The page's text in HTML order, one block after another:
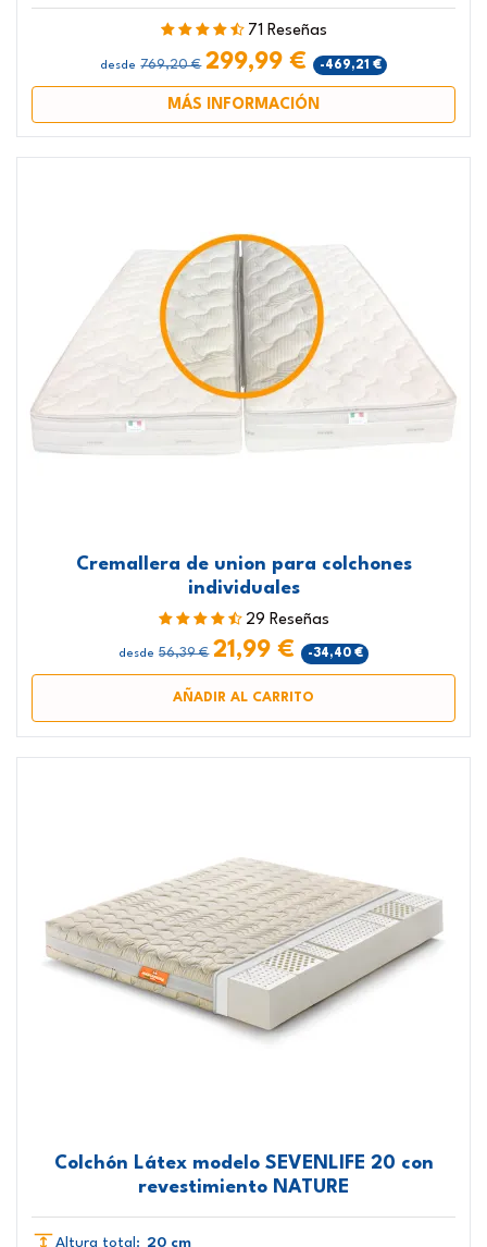
71 Reseñas
desde 769,20 € 299,99 € -469,21 €
MÁS INFORMACIÓN
Cremallera de union para colchones
individuales
29 Reseñas
desde 56,39 € 21,99 € -34,40 €
AÑADIR AL CARRITO
Colchón Látex modelo SEVENLIFE 20 con
revestimiento NATURE
Altura total: 20 cm